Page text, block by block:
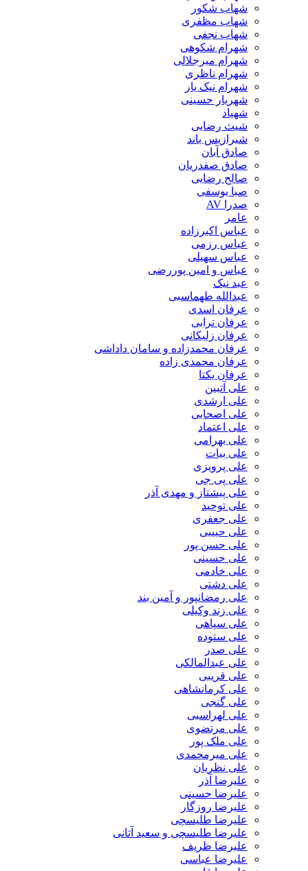
شهاب شکور
شهاب مظفری
شهاب نجفی
شهرام شکوهی
شهرام میرجلالی
شهرام ناظری
شهرام نیک یار
شهریار حسینی
شهیاد
شیث رضایی
شیرازیس باند
صادق آبان
صادق صفدریان
صالح رضایی
صبا یوسفی
صدرا AV
عامر
عباس اکبرزاده
عباس رزمی
عباس سهیلی
عباس و امین پوررضی
عبد نیک
عبدالله طهماسبی‎
عرفان اسدی
عرفان ترابی
عرفان زلیکانی
عرفان محمدزاده و سامان داداشی
عرفان محمدی زاده
عرفان یکتا
علی آتبین
علی ارشدی
علی اصحابی
علی اعتماد
علی بهرامی
علی بیات
علی پرویزی
علی پی جی
علی پیشتاز و مهدی آذر
علی توحید
علی جعفری
علی حبیبی
علی حسن پور
علی حسینی
علی خادمی
علی دشتی
علی رمضانپور و آمین بند
علی زند وکیلی
علی سپاهی
علی ستوده
علی صدر
علی عبدالمالکی
علی قریبی
علی کرمانشاهی
علی گنجی
علی لهراسبی
علی مرتضوی
علی ملک پور
علی میرمحمدی
علی نظریان
علیرضا آذر
علیرضا حسینی
علیرضا روزگار
علیرضا طلیسچی
علیرضا طلیسچی و سعید آتانی
علیرضا ظریف
علیرضا عباسی